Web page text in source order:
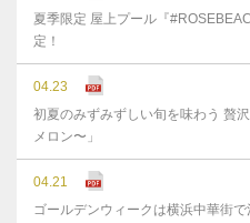
夏季限定 屋上プール『
定！
04.23
初夏のみずみずしい旬を味わう 贅
メロン〜」
04.21
ゴールデンウィークは横浜中華街